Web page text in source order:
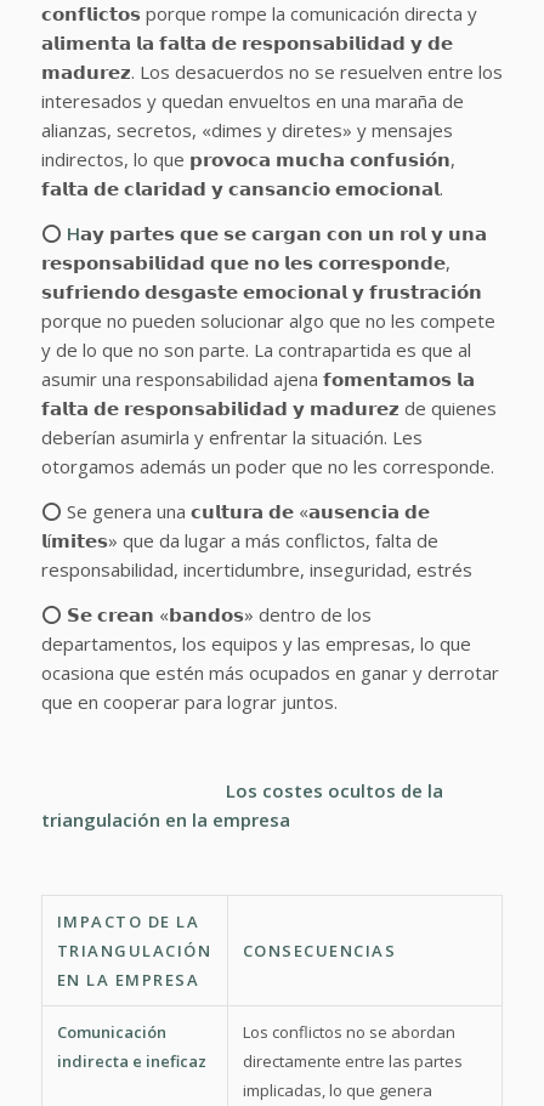
𝗰𝗼𝗻𝗳𝗹𝗶𝗰𝘁𝗼𝘀 porque rompe la comunicación directa y
𝗮𝗹𝗶𝗺𝗲𝗻𝘁𝗮 𝗹𝗮 𝗳𝗮𝗹𝘁𝗮 𝗱𝗲 𝗿𝗲𝘀𝗽𝗼𝗻𝘀𝗮𝗯𝗶𝗹𝗶𝗱𝗮𝗱 𝘆 𝗱𝗲
𝗺𝗮𝗱𝘂𝗿𝗲𝘇. Los desacuerdos no se resuelven entre los
interesados y quedan envueltos en una maraña de
alianzas, secretos, «dimes y diretes» y mensajes
indirectos, lo que 𝗽𝗿𝗼𝘃𝗼𝗰𝗮 𝗺𝘂𝗰𝗵𝗮 𝗰𝗼𝗻𝗳𝘂𝘀𝗶𝗼́𝗻,
𝗳𝗮𝗹𝘁𝗮 𝗱𝗲 𝗰𝗹𝗮𝗿𝗶𝗱𝗮𝗱 𝘆 𝗰𝗮𝗻𝘀𝗮𝗻𝗰𝗶𝗼 𝗲𝗺𝗼𝗰𝗶𝗼𝗻𝗮𝗹.
⭕ H𝗮𝘆 𝗽𝗮𝗿𝘁𝗲𝘀 𝗾𝘂𝗲 𝘀𝗲 𝗰𝗮𝗿𝗴𝗮𝗻 𝗰𝗼𝗻 𝘂𝗻 𝗿𝗼𝗹 𝘆 𝘂𝗻𝗮
𝗿𝗲𝘀𝗽𝗼𝗻𝘀𝗮𝗯𝗶𝗹𝗶𝗱𝗮𝗱 𝗾𝘂𝗲 𝗻𝗼 𝗹𝗲𝘀 𝗰𝗼𝗿𝗿𝗲𝘀𝗽𝗼𝗻𝗱𝗲,
𝘀𝘂𝗳𝗿𝗶𝗲𝗻𝗱𝗼 𝗱𝗲𝘀𝗴𝗮𝘀𝘁𝗲 𝗲𝗺𝗼𝗰𝗶𝗼𝗻𝗮𝗹 𝘆 𝗳𝗿𝘂𝘀𝘁𝗿𝗮𝗰𝗶𝗼́𝗻
porque no pueden solucionar algo que no les compete
y de lo que no son parte. La contrapartida es que al
asumir una responsabilidad ajena 𝗳𝗼𝗺𝗲𝗻𝘁𝗮𝗺𝗼𝘀 𝗹𝗮
𝗳𝗮𝗹𝘁𝗮 𝗱𝗲 𝗿𝗲𝘀𝗽𝗼𝗻𝘀𝗮𝗯𝗶𝗹𝗶𝗱𝗮𝗱 𝘆 𝗺𝗮𝗱𝘂𝗿𝗲𝘇 de quienes
deberían asumirla y enfrentar la situación. Les
otorgamos además un poder que no les corresponde.
⭕ Se genera una 𝗰𝘂𝗹𝘁𝘂𝗿𝗮 𝗱𝗲 «𝗮𝘂𝘀𝗲𝗻𝗰𝗶𝗮 𝗱𝗲
𝗹í𝗺𝗶𝘁𝗲𝘀» que da lugar a más conflictos, falta de
responsabilidad, incertidumbre, inseguridad, estrés
⭕ 𝗦𝗲 𝗰𝗿𝗲𝗮𝗻 «𝗯𝗮𝗻𝗱𝗼𝘀» dentro de los
departamentos, los equipos y las empresas, lo que
ocasiona que estén más ocupados en ganar y derrotar
que en cooperar para lograr juntos.
Los costes ocultos de la
triangulación en la empresa
IMPACTO DE LA
TRIANGULACIÓN
EN LA EMPRESA
CONSECUENCIAS
Comunicación
indirecta e ineficaz
Los conflictos no se abordan
directamente entre las partes
implicadas, lo que genera